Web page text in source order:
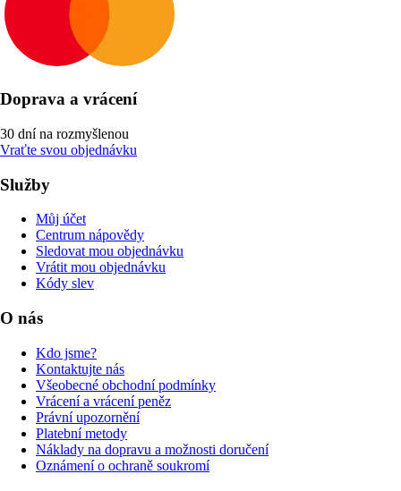
Doprava a vrácení
30 dní na rozmyšlenou
Vraťte svou objednávku
Služby
Můj účet
Centrum nápovědy
Sledovat mou objednávku
Vrátit mou objednávku
Kódy slev
O nás
Kdo jsme?
Kontaktujte nás
Všeobecné obchodní podmínky
Vrácení a vrácení peněz
Právní upozornění
Platební metody
Náklady na dopravu a možnosti doručení
Oznámení o ochraně soukromí